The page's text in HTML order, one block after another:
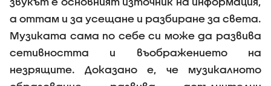
а оттам и за усещане и разбиране за света.
Музиката сама по себе си може да развива
сетивността и въображението на
незрящите. Доказано е, че музикалното